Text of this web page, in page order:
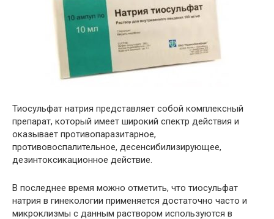
Тиосульфат натрия представляет собой комплексный
препарат, который имеет широкий спектр действия и
оказывает противопаразитарное,
противовоспалительное, десенсибилизирующее,
дезинтоксикационное действие.
В последнее время можно отметить, что тиосульфат
натрия в гинекологии применяется достаточно часто и
микроклизмы с данным раствором используются в